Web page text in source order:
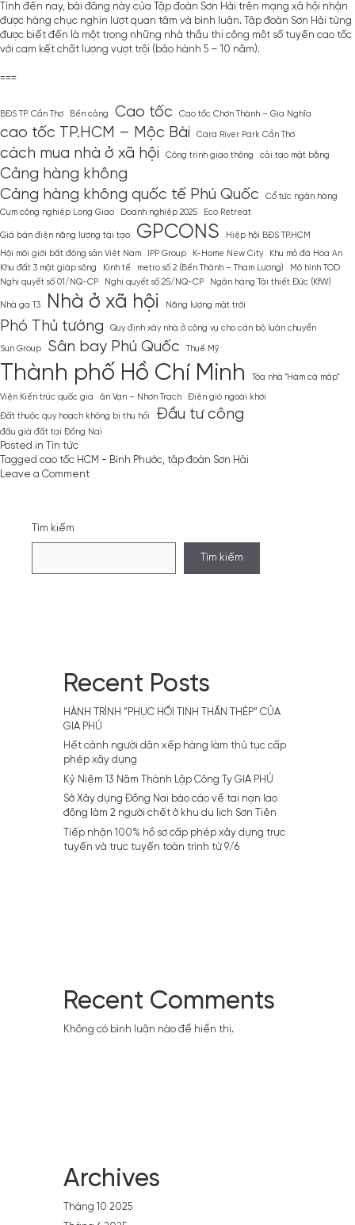
Tính đến nay, bài đăng này của Tập đoàn Sơn Hải trên mạng xã hội nhận
được hàng chục nghìn lượt quan tâm và bình luận. Tập đoàn Sơn Hải từng
được biết đến là một trong những nhà thầu thi công một số tuyến cao tốc
với cam kết chất lượng vượt trội (bảo hành 5 – 10 năm).
===
BĐS TP. Cần Thơ Bến cảng Cao tốc Cao tốc Chơn Thành – Gia Nghĩa
cao tốc TP.HCM – Mộc Bài Cara River Park Cần Thơ
cách mua nhà ở xã hội Công trình giao thông cải tạo mặt bằng
Cảng hàng không
Cảng hàng không quốc tế Phú Quốc
Cổ tức ngân hàng
Cụm công nghiệp Long Giao
Doanh nghiệp 2025 Eco Retreat
Giá bán điện năng lượng tái tạo GPCONS Hiệp hội BĐS TP.HCM
Hội môi giới bất động sản Việt Nam IPP Group K-Home New City
Khu mỏ đá Hóa An
Khu đất 3 mặt giáp sông
Kinh tế metro số 2 (Bến Thành – Tham Lương)
Mô hình TOD
Nghị quyết số 01/NQ-CP
Nghị quyết số 25/NQ-CP Ngân hàng Tái thiết Đức (KfW)
Nhà ga T3 Nhà ở xã hội Năng lượng mặt trời
Phó Thủ tướng Quy định xây nhà ở công vụ cho cán bộ luân chuyển
Sun Group Sân bay Phú Quốc Thuế Mỹ
Thành phố Hồ Chí Minh Tòa nhà ''Hàm cá mập''
Viện Kiến trúc quốc gia ân Vạn – Nhơn Trạch Điện gió ngoài khơi
Đất thuộc quy hoạch không bị thu hồi Đầu tư công
đấu giá đất tại Đồng Nai
Posted in
Tin tức
Tagged cao tốc HCM - Bình Phước, tập đoàn Sơn Hải
Leave a Commenton
Hải
gói
Tổ
gia
vừa
tiết
lộ
nguyên
nhân
gì?
Tìm kiếm
Tìm kiếm
Recent Posts
HÀNH TRÌNH “PHỤC HỒI TINH THẦN THÉP” CỦA
GIA PHÚ
Hết cảnh người dân xếp hàng làm thủ tục cấp
phép xây dựng
Kỷ Niệm 13 Năm Thành Lập Công Ty GIA PHÚ
Sở Xây dựng Đồng Nai báo cáo về tai nạn lao
động làm 2 người chết ở khu du lịch Sơn Tiên
Tiếp nhận 100% hồ sơ cấp phép xây dựng trực
tuyến và trực tuyến toàn trình từ 9/6
Recent Comments
Không có bình luận nào để hiển thị.
Archives
Tháng 10 2025